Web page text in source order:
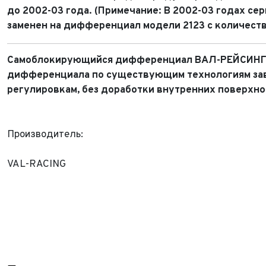
до 2002-03 года. (Примечание: В 2002-03 годах
заменен на дифференциал модели 2123 с
Самоблокирующийся дифференциал ВАЛ-РЕЙСИНГ,
дифференциала по существующим технологиям
регулировкам, без доработки внутренних
Производитель:
VAL-RACING
Для
Ваш
Год
Год